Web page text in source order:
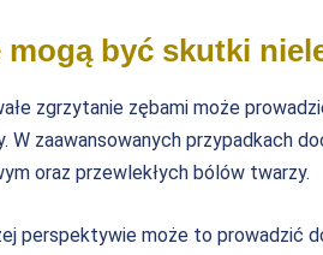
mogą być skutki
zgrzytanie zębami może
W zaawansowanych przypadkach
oraz przewlekłych bólów twarzy.
perspektywie może to prowadzić